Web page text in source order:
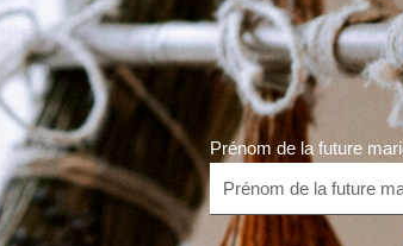
Prénom de la future